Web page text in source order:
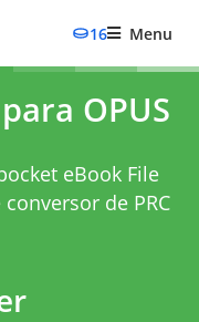
16 Menu
OPUS
eBook File
conversor de PRC